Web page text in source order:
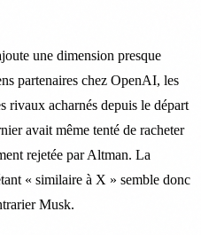
une dimension presque
partenaires chez OpenAI, les
rivaux acharnés depuis le départ
avait même tenté de racheter
rejetée par Altman. La
« similaire à X » semble donc
Musk.